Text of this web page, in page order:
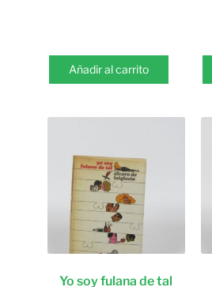
Añadir al carrito
Yo soy fulana de tal